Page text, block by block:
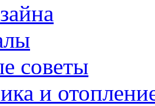
советы
и